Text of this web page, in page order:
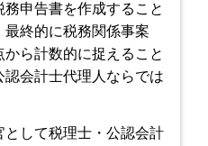
申告書を作成すること
終的に税務関係事案
ら計数的に捉えること
会計士代理人ならでは
として税理士・公認会計